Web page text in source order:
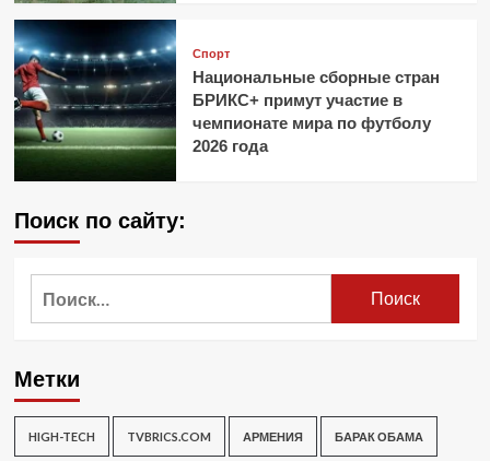
Спорт
Национальные сборные стран
БРИКС+ примут участие в
чемпионате мира по футболу
2026 года
Поиск по сайту:
Метки
HIGH-TECH TVBRICS.COM АРМЕНИЯ БАРАК ОБАМА